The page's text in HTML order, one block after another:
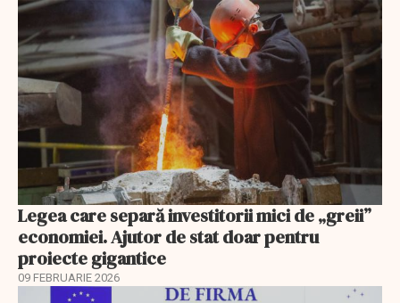
Legea care separă investitorii mici de „greii”
economiei. Ajutor de stat doar pentru
proiecte gigantice
09 FEBRUARIE 2026